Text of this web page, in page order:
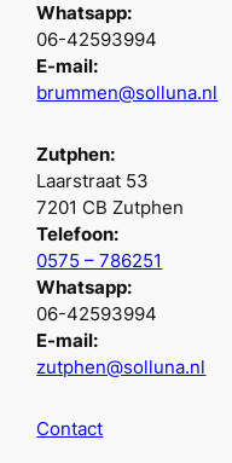
Whatsapp:
06-42593994
E-mail:
brummen@solluna.nl
Zutphen:
Laarstraat 53
7201 CB Zutphen
Telefoon:
0575 – 786251
Whatsapp:
06-42593994
E-mail:
zutphen@solluna.nl
Contact